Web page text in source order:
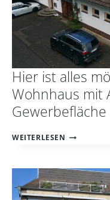
SÜDEN
Hier ist alles
Wohnhaus mit
WEITERLESEN HIER
MÖGLICH!